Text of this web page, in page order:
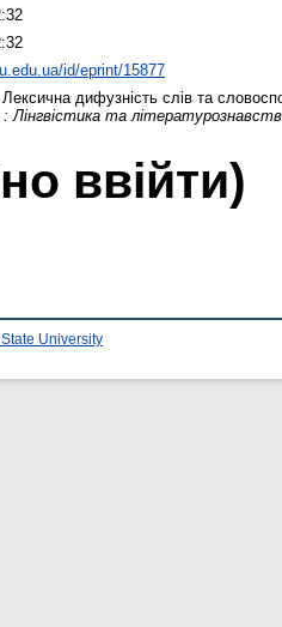
id/eprint/15877
Лексична дифузність слів та
Лінгвістика та
ввійти)
University